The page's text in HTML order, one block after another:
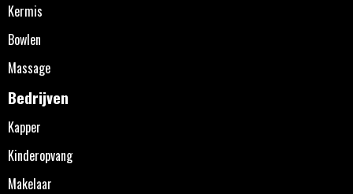
Kermis
Bowlen
Massage
Bedrijven
Kapper
Kinderopvang
Makelaar